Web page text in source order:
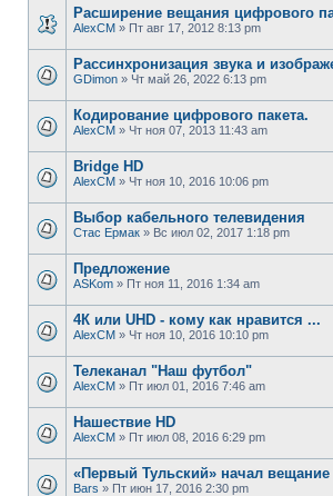
Расширение вещания цифрового
AlexCM » Пт авг 17, 2012 8:13 pm
Рассинхронизация звука и
GDimon » Чт май 26, 2022 6:13 pm
Кодирование цифрового пакета.
AlexCM » Чт ноя 07, 2013 11:43 am
Bridge HD
AlexCM » Чт ноя 10, 2016 10:06 pm
Выбор кабельного телевидения
Стас Ермак » Вс июл 02, 2017 1:18 pm
Предложение
ASKom » Пт ноя 11, 2016 1:34 am
4К или UHD - кому как нравится ...
AlexCM » Чт ноя 10, 2016 10:10 pm
Телеканал "Наш футбол"
AlexCM » Пт июл 01, 2016 7:46 am
Нашествие HD
AlexCM » Пт июл 08, 2016 6:29 pm
«Первый Тульский» начал
Bars » Пт июн 17, 2016 2:30 pm